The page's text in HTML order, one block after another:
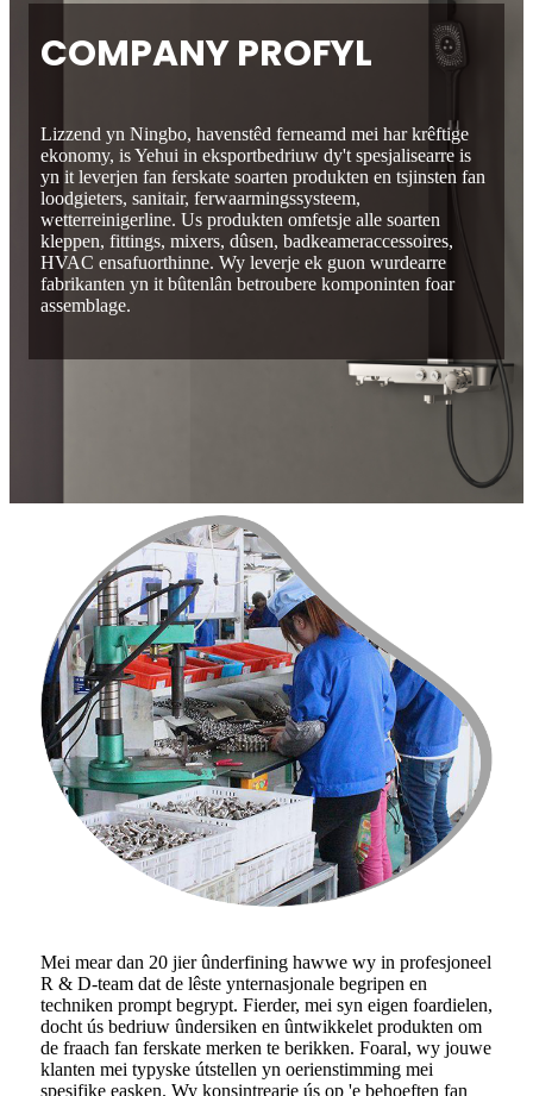
COMPANY PROFYL
Lizzend yn Ningbo, havenstêd ferneamd mei har krêftige
ekonomy, is Yehui in eksportbedriuw dy't spesjalisearre is
yn it leverjen fan ferskate soarten produkten en tsjinsten fan
loodgieters, sanitair, ferwaarmingssysteem,
wetterreinigerline. Us produkten omfetsje alle soarten
kleppen, fittings, mixers, dûsen, badkeameraccessoires,
HVAC ensafuorthinne. Wy leverje ek guon wurdearre
fabrikanten yn it bûtenlân betroubere komponinten foar
assemblage.
Mei mear dan 20 jier ûnderfining hawwe wy in profesjoneel
R & D-team dat de lêste ynternasjonale begripen en
techniken prompt begrypt. Fierder, mei syn eigen foardielen,
docht ús bedriuw ûndersiken en ûntwikkelet produkten om
de fraach fan ferskate merken te berikken. Foaral, wy jouwe
klanten mei typyske útstellen yn oerienstimming mei
spesifike easken. Wy konsintrearje ús op 'e behoeften fan